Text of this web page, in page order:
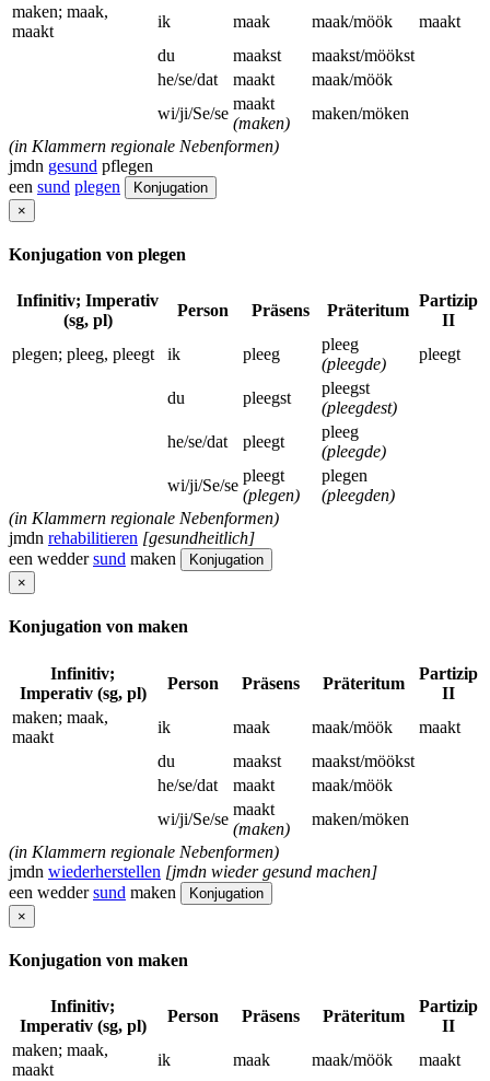
maken; maak,
maakt
ik maak maak/möök
maakt
du
maakst
maakst/möökst
he/se/dat
maakt
maak/möök
wi/ji/Se/se
maakt
(maken)
maken/möken
(in Klammern regionale Nebenformen)
jmdn gesund pflegen
een sund plegen
Konjugation
×
Konjugation von plegen
Infinitiv; Imperativ
(sg, pl)
Person Präsens Präteritum
Partizip
II
plegen; pleeg, pleegt
ik pleeg
pleeg
(pleegde)
pleegt
du pleegst
pleegst
(pleegdest)
he/se/dat
pleegt
pleeg
(pleegde)
wi/ji/Se/se
pleegt
(plegen)
plegen
(pleegden)
(in Klammern regionale Nebenformen)
jmdn rehabilitieren [gesundheitlich]
een weddersund maken
Konjugation
×
Konjugation von maken
Infinitiv;
Imperativ (sg, pl)
Person Präsens Präteritum
Partizip
II
maken; maak,
maakt
ik maak maak/möök
maakt
du
maakst
maakst/möökst
he/se/dat
maakt
maak/möök
wi/ji/Se/se
maakt
(maken)
maken/möken
(in Klammern regionale Nebenformen)
jmdn wiederherstellen [jmdn wieder gesund machen]
een weddersund maken
Konjugation
×
Konjugation von maken
Infinitiv;
Imperativ (sg, pl)
Person Präsens Präteritum
Partizip
II
maken; maak,
maakt
ik maak maak/möök
maakt